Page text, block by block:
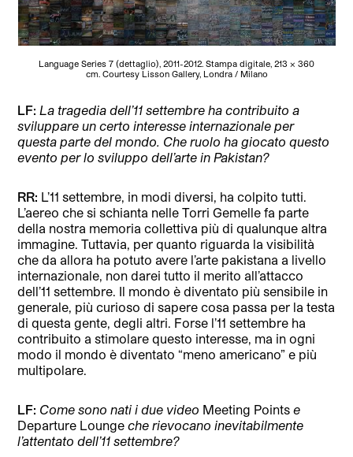
Language Series 7 (dettaglio), 2011-2012. Stampa digitale, 213 x 360
cm. Courtesy Lisson Gallery, Londra / Milano
LF: La tragedia dell’11 settembre ha contribuito a
sviluppare un certo interesse internazionale per
questa parte del mondo. Che ruolo ha giocato questo
evento per lo sviluppo dell’arte in Pakistan?
RR: L’11 settembre, in modi diversi, ha colpito tutti.
L’aereo che si schianta nelle Torri Gemelle fa parte
della nostra memoria collettiva più di qualunque altra
immagine. Tuttavia, per quanto riguarda la visibilità
che da allora ha potuto avere l’arte pakistana a livello
internazionale, non darei tutto il merito all’attacco
dell’11 settembre. Il mondo è diventato più sensibile in
generale, più curioso di sapere cosa passa per la testa
di questa gente, degli altri. Forse l’11 settembre ha
contribuito a stimolare questo interesse, ma in ogni
modo il mondo è diventato “meno americano” e più
multipolare.
LF: Come sono nati i due video Meeting Points e
Departure Lounge che rievocano inevitabilmente
l’attentato dell’11 settembre?